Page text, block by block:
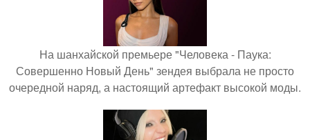
На шанхайской премьере "Человека - Паука:
Совершенно Новый День" зендея выбрала не просто
очередной наряд, а настоящий артефакт высокой моды.